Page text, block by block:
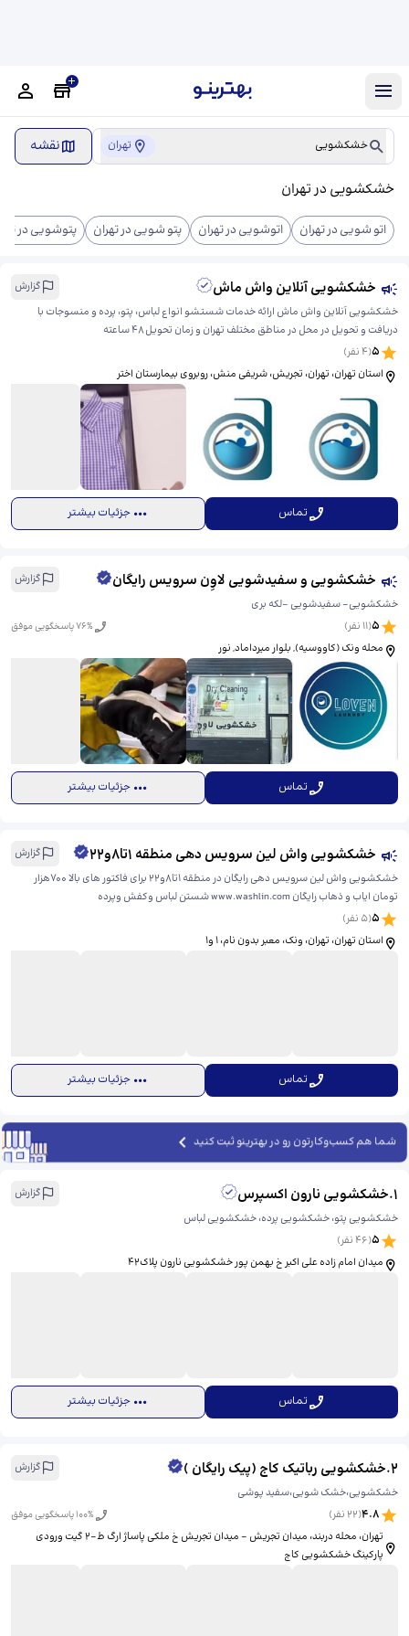
خشکشویی تهران نقشه
خشکشویی در تهران
اتو شویی در تهران اتوشویی در تهران پتو شویی در تهران پتوشویی در
خشکشویی آنلاین واش ماش
گزارش
خشکشویی آنلاین واش ماش ارائه خدمات شستشو انواع لباس، پتو، پرده و منسوجات با
دریافت و تحویل در محل در مناطق مختلف تهران و زمان تحویل ۴۸ ساعته
5
(
4نفر)
استان تهران، تهران، تجریش، شریفی منش، ​روبروی بیمارستان اختر
تماس جزئیات بیشتر
خشکشویی و سفیدشویی لاوِن سرویس رایگان
گزارش
خشکشویی- سفیدشویی -لکه بری
5
(
11 نفر) 76% پاسخگویی موفق
محله ونک (کاووسيه), بلوار میرداماد, نور
تماس جزئیات بیشتر
خشکشویی واش لین سرویس دهی منطقه 1تا8و22
گزارش
خشکشویی واش لین سرویس دهی رایگان در منطقه 1تا8و22 برای فاکتور های بالا 700هزار
تومان ایاب و ذهاب رایگان www.washlin.com شستن لباس وکفش وپرده
5
(
5 نفر)
استان تهران، تهران، ونک، معبر بدون نام، ​1 و1
تماس جزئیات بیشتر
شما هم کسب‌وکارتون رو در بهترینو ثبت کنید
1
.خشکشویی نارون اکسپرس
گزارش
خشکشویی پتو، خشکشویی پرده، خشکشویی لباس
5
(
46نفر)
میدان امام زاده علی اکبر خ بهمن پور خشکشویی نارون پلاک۴۲
تماس جزئیات بیشتر
2
.خشکشویی رباتیک کاج (پیک رایگان )
گزارش
خشکشویی،خشک شویی،سفید پوشی
4.8
(
22نفر) 100% پاسخگویی موفق
تهران، محله دربند، میدان تجریش - میدان تجریش خ ملکی پاساژ ارگ ط-۲ گیت ورودی
پارکینگ خشکشویی کاج